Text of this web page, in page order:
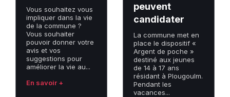
Vous souhaitez vous
impliquer dans la vie
de la commune ?
Vous souhaiter
pouvoir donner votre
avis et vos
suggestions pour
améliorer la vie au...
En savoir +
peuvent
candidater
La commune met en
place le dispositif «
Argent de poche »
destiné aux jeunes
de 14 à 17 ans
résidant à Plougoulm.
Pendant les
vacances...